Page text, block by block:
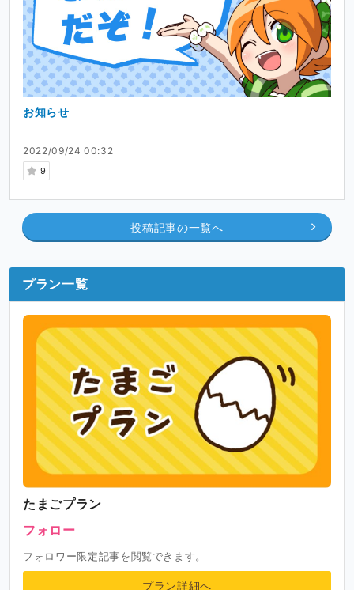
2022/09/24 00:32
9
お知らせ
投稿記事の一覧へ
プラン一覧
たまごプラン
フォロー
フォロワー限定記事を閲覧できます。
プラン詳細へ